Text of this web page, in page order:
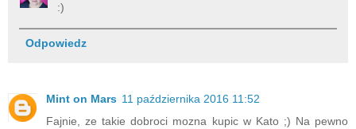
:)
Odpowiedz
Mint on Mars 11 października 2016 11:52
Fajnie, ze takie dobroci mozna kupic w Kato ;) Na pewno